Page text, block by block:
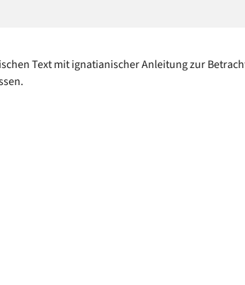
Text mit ignatianischer Anleitung zur